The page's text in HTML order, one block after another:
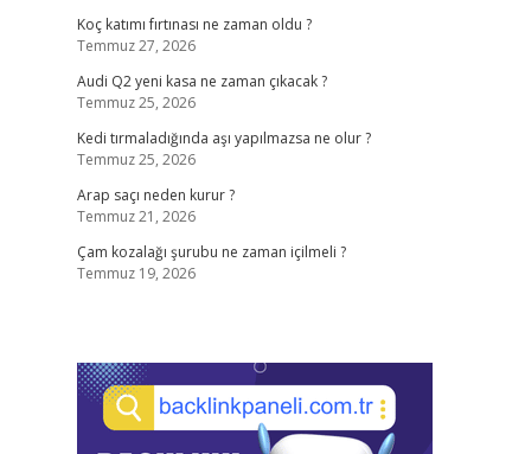
Koç katımı fırtınası ne zaman oldu ?
Temmuz 27, 2026
Audi Q2 yeni kasa ne zaman çıkacak ?
Temmuz 25, 2026
Kedi tırmaladığında aşı yapılmazsa ne olur ?
Temmuz 25, 2026
Arap saçı neden kurur ?
Temmuz 21, 2026
Çam kozalağı şurubu ne zaman içilmeli ?
Temmuz 19, 2026